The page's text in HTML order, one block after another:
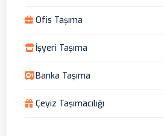
Ofis Taşıma
İşyeri Taşıma
Banka Taşıma
Çeyiz Taşımacılığı